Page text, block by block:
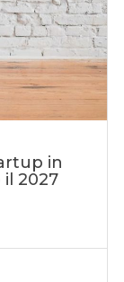
in
2027